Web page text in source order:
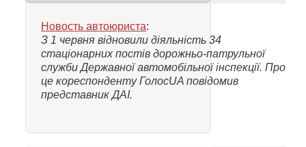
Новость автоюриста:
З 1 червня відновили діяльність 34
стаціонарних постів дорожньо-патрульної
служби Державної автомобільної інспекції. Про
це кореспонденту ГолосUA повідомив
представник ДАІ.